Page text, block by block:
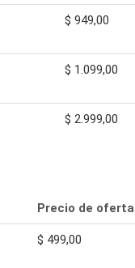
$ 949,00
$ 1.099,00
$ 2.999,00
Precio de oferta
$ 499,00